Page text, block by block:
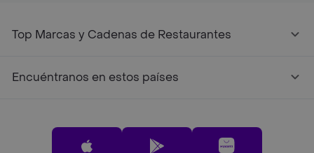
Top Marcas y Cadenas de Restaurantes
Encuéntranos en estos países